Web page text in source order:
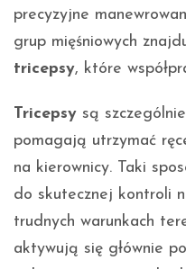
precyzyjne
grup mięśniowych
tricepsy, które
Tricepsy są
pomagają utrzymać
na kierownicy. Taki
do skutecznej kontroli
trudnych warunkach
aktywują się głównie